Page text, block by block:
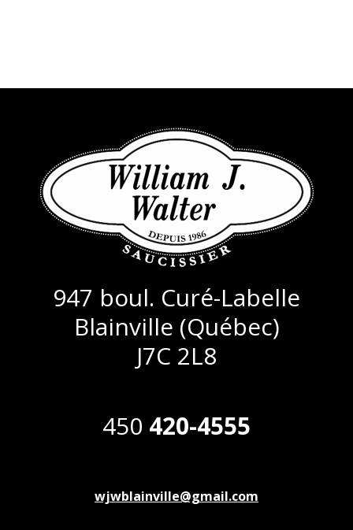
947 boul. Curé-Labelle
Blainville (Québec)
J7C 2L8
450 420-4555
wjwblainville@gmail.com